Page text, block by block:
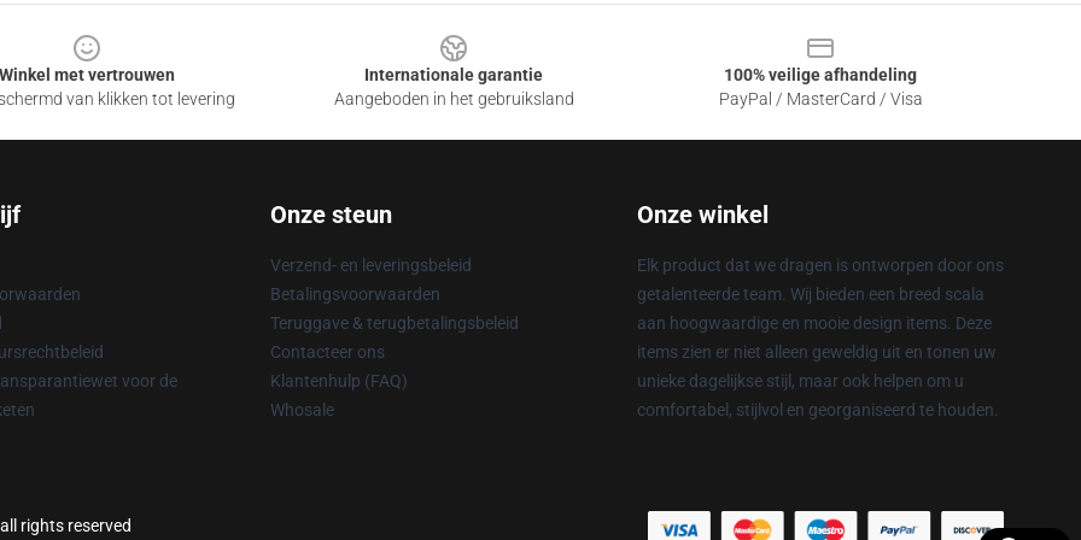
Winkel met vertrouwen
van klikken tot levering
Internationale garantie
Aangeboden in het gebruiksland
100% veilige afhandeling
PayPal / MasterCard / Visa
voor de
Onze steun
Verzend- en leveringsbeleid
Betalingsvoorwaarden
Teruggave & terugbetalingsbeleid
Contacteer ons
Klantenhulp (FAQ)
Whosale
Onze winkel
Elk product dat we dragen is ontworpen door ons
getalenteerde team. Wij bieden een breed scala
aan hoogwaardige en mooie design items. Deze
items zien er niet alleen geweldig uit en tonen uw
unieke dagelijkse stijl, maar ook helpen om u
comfortabel, stijlvol en georganiseerd te houden.
rights reserved